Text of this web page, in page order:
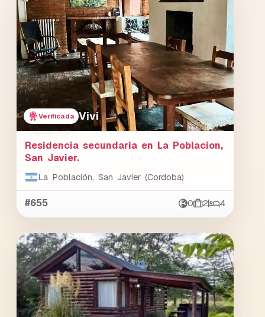
Verificada Vivi
Residencia secundaria en La Poblacion,
San Javier.
La Población, San Javier (Cordoba)
#655 0 2 4